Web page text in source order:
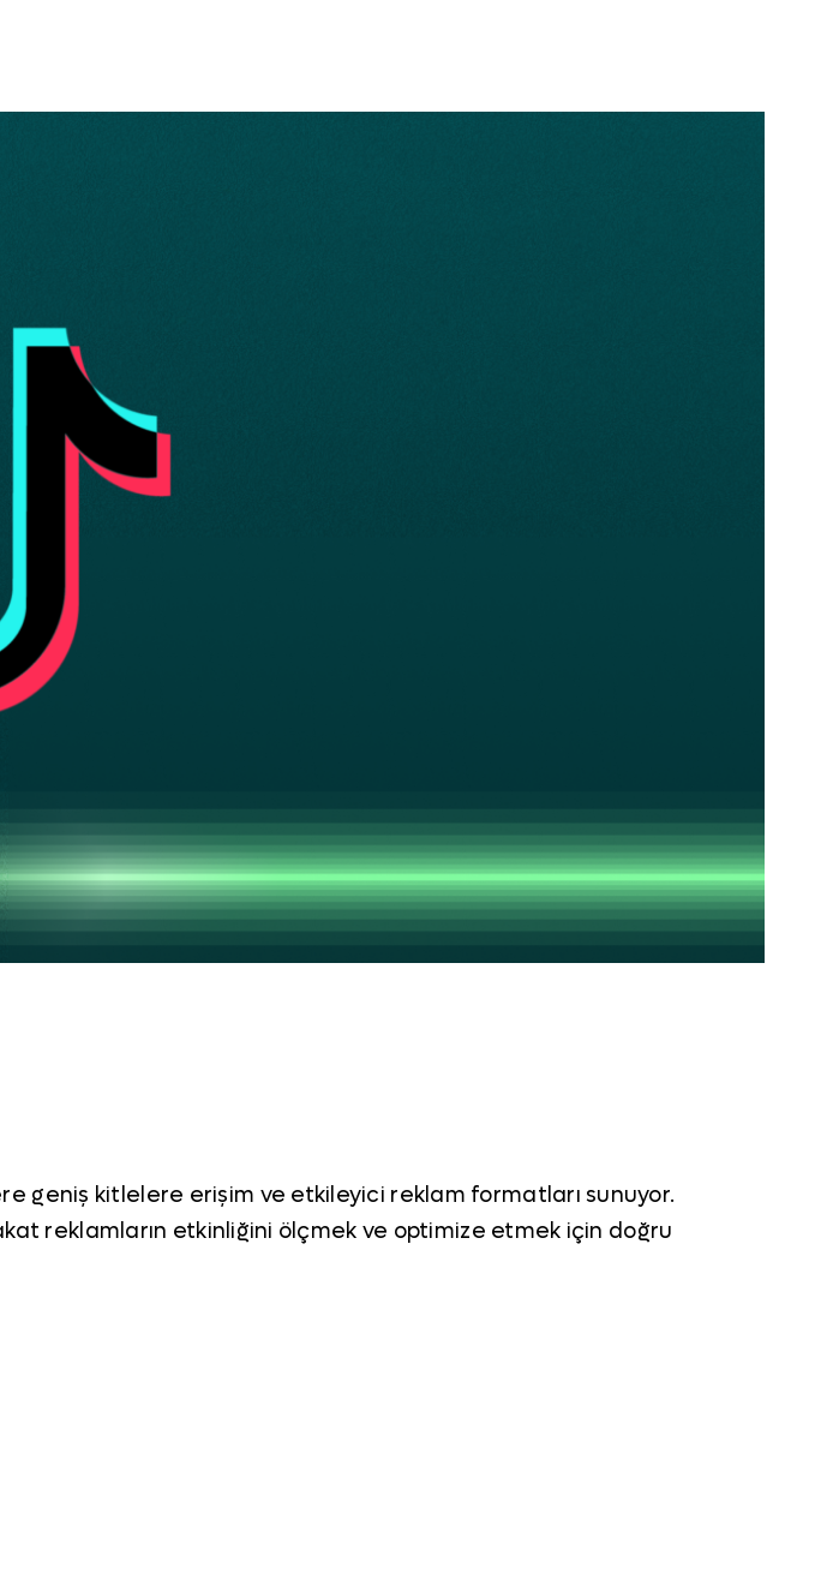
geniş kitlelere erişim ve etkileyici reklam formatları sunuyor.
reklamların etkinliğini ölçmek ve optimize etmek için doğru